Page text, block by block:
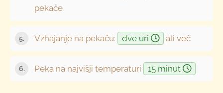
pekače
Vzhajanje na pekaču: dve uri ali več
Peka na najvišji temperaturi 15 minut